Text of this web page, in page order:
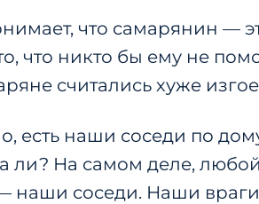
что самарянин —
что никто бы ему не
считались хуже
есть наши соседи по
ли? На самом деле,
наши соседи. Наши